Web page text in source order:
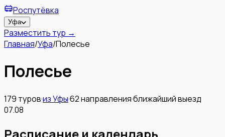
Роспутёвка
Уфа
Разместить тур →
Главная/Уфа/Полесье
Полесье
179 туров·изУфы·62направления·ближайший выезд
07.08
Расписание и календарь